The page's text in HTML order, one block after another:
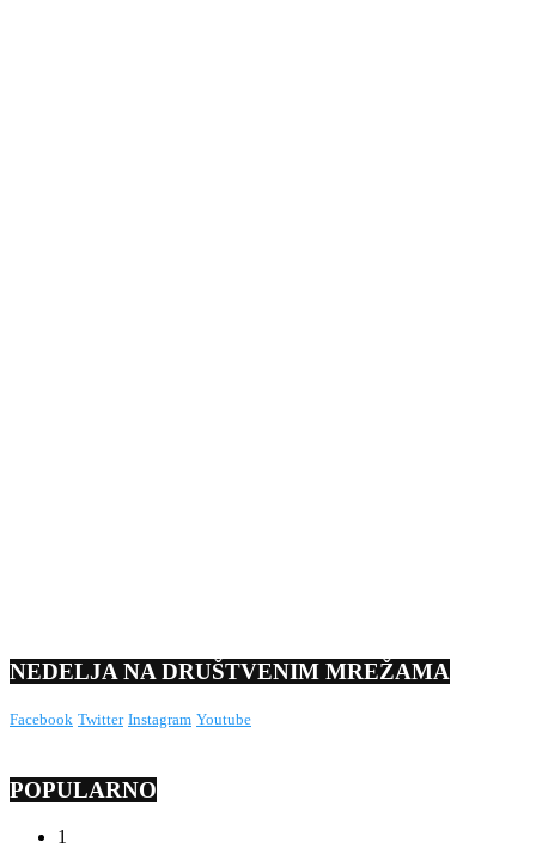
NEDELJA NA DRUŠTVENIM MREŽAMA
Facebook Twitter Instagram Youtube
POPULARNO
1